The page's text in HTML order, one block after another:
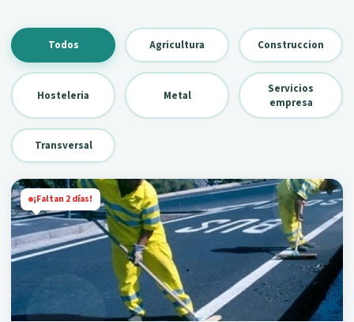
Todos Agricultura Construccion
Hosteleria Metal
Servicios
empresa
Transversal
¡Faltan 2 días!